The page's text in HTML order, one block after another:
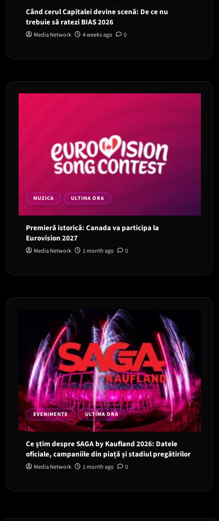
Când cerul Capitalei devine scenă: De ce nu
trebuie să ratezi BIAS 2026
Media Network 4 weeks ago 0
MUZICA ULTIMA ORA
Premieră istorică: Canada va participa la
Eurovision 2027
Media Network 1 month ago 0
EVENIMENTE ULTIMA ORA
Ce știm despre SAGA by Kaufland 2026: Datele
oficiale, campaniile din piață și stadiul pregătirilor
Media Network 1 month ago 0